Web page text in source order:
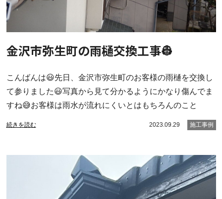
金沢市弥生町の雨樋交換工事👷
こんばんは😃先日、金沢市弥生町のお客様の雨樋を交換し
て参りました😃写真から見て分かるようにかなり傷んでま
すね😅お客様は雨水が流れにくいとはもちろんのこと
続きを読む 2023.09.29 施工事例